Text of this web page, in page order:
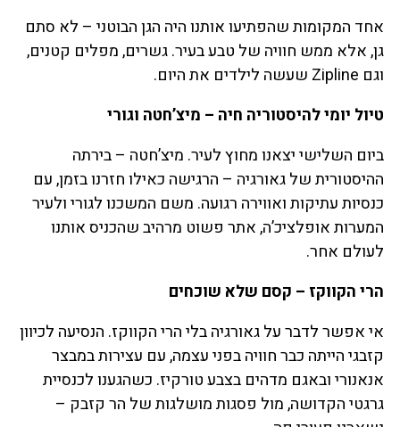
אחד המקומות שהפתיעו אותנו היה הגן הבוטני – לא סתם
גן, אלא ממש חוויה של טבע בעיר. גשרים, מפלים קטנים,
וגם Zipline שעשה לילדים את היום.
טיול יומי להיסטוריה חיה – מיצ’חטה וגורי
ביום השלישי יצאנו מחוץ לעיר. מיצ’חטה – בירתה
ההיסטורית של גאורגיה – הרגישה כאילו חזרנו בזמן, עם
כנסיות עתיקות ואווירה רגועה. משם המשכנו לגורי ולעיר
המערות אופלציכ’ה, אתר פשוט מרהיב שהכניס אותנו
לעולם אחר.
הרי הקווקז – קסם שלא שוכחים
אי אפשר לדבר על גאורגיה בלי הרי הקווקז. הנסיעה לכיוון
קזבגי הייתה כבר חוויה בפני עצמה, עם עצירות במבצר
אנאנורי ובאגם מדהים בצבע טורקיז. כשהגענו לכנסיית
גרגטי הקדושה, מול פסגות מושלגות של הר קזבק –